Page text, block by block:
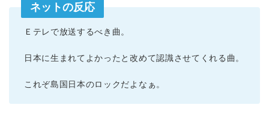
ネットの反応
Ｅテレで放送するべき曲。
日本に生まれてよかったと改めて認識させてくれる曲。
これぞ島国日本のロックだよなぁ。